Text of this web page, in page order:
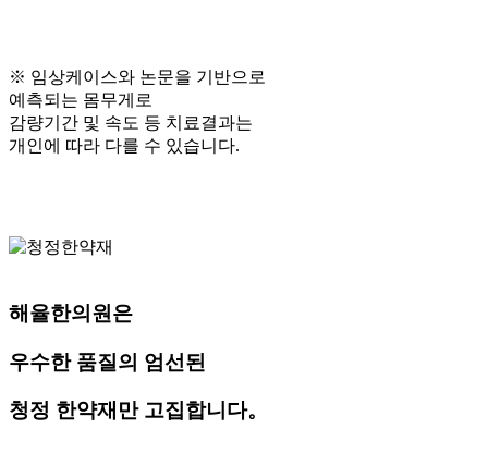
※ 임상케이스와 논문을 기반으로
예측되는 몸무게로
감량기간 및 속도 등 치료결과는
개인에 따라 다를 수 있습니다.
해율한의원은
우수한 품질의 엄선된
청정 한약재만 고집합니다。